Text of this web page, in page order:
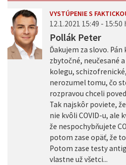
VYSTÚPENIE S
12.1.2021 15:49 - 15:50
Pollák Peter
Ďakujem za slovo.
zbytočné, neučesané
kolegu,
nerozumel tomu, čo
rozpravou chceli
Tak najskôr poviete,
nie kvôli COVID-u, ale
že nespochybňujete
potom zase opäť, že
Potom zase testy
vlastne už všetci...